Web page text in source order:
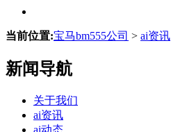
当前位置:宝马bm555公司 > ai资讯
新闻导航
关于我们
ai资讯
ai动态